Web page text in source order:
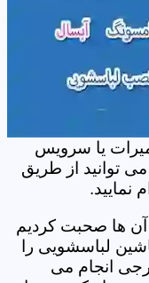
یا سرویس
توانید از طریق
نمایید.
آن ها صحبت کردیم
لباسشویی را
انجام می